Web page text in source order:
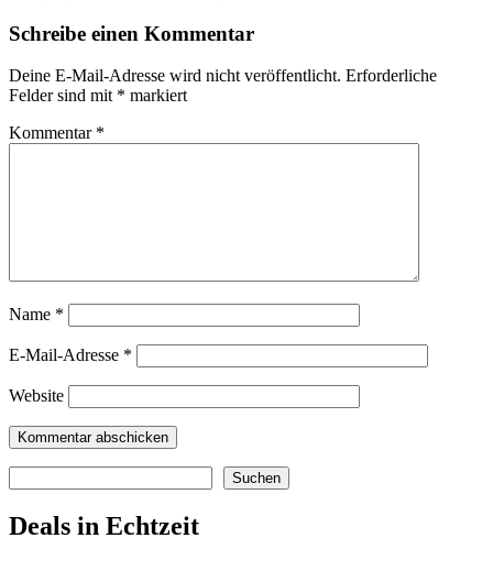
Schreibe einen Kommentar
Deine E-Mail-Adresse wird nicht veröffentlicht. Erforderliche
Felder sind mit * markiert
Kommentar *
Name *
E-Mail-Adresse *
Website
Suchen
Deals in Echtzeit